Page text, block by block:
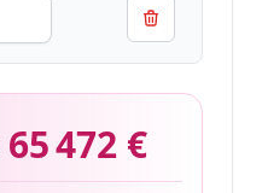
65 472 €